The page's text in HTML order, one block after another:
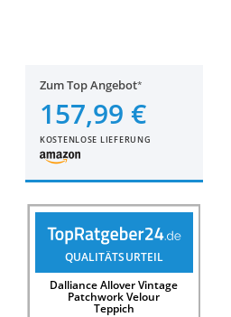
Zum Top Angebot
157,99 €
KOSTENLOSE LIEFERUNG
QUALITÄTSURTEIL
Dalliance Allover Vintage
Patchwork Velour
Teppich